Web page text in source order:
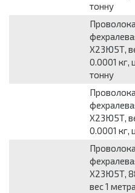
тонну
Проволока
Х23Ю5Т,
0.0001 кг,
тонну
Проволока
Х23Ю5Т,
0.0001 кг,
Проволока
Х23Ю5Т,
вес 1